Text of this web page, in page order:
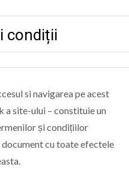
condiții
si navigarea pe acest
a site-ului – constituie un
și condițiilor
cu toate efectele